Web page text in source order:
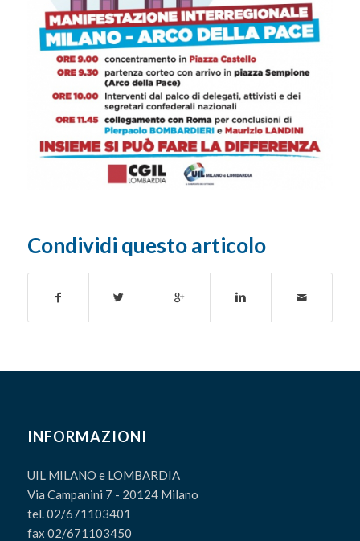
Condividi questo articolo
INFORMAZIONI
UIL MILANO e LOMBARDIA
Via Campanini 7 - 20124 Milano
tel. 02/671103401
fax 02/671103450